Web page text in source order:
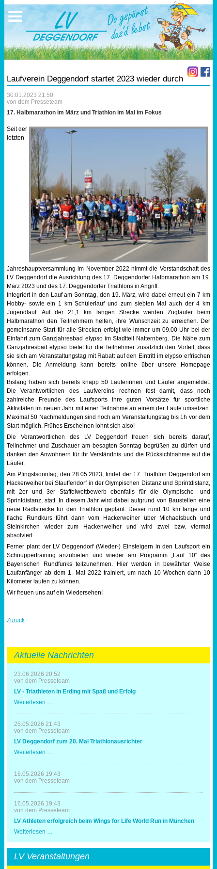
Laufverein Deggendorf startet 2023 wieder durch
30.01.2023 21:50
von dem Presseteam
17. Halbmarathon im März und Triathlon im Mai im Fokus
Seit der
letzten
Jahreshauptversammlung im November 2022 nimmt die Vorstandschaft des
LV Deggendorf die Ausrichtung des 17. Deggendorfer Halbmarathon am 19.
März 2023 und des 17. Deggendorfer Triathlons in Angriff.
Integriert in den Lauf am Sonntag, den 19. März, wird dabei erneut ein 7 km
Hobby- sowie ein 1 km Schülerlauf und zum siebten Mal auch der 4 km
Jugendlauf. Auf der 21,1 km langen Strecke werden Zugläufer beim
Halbmarathon den Teilnehmern helfen, ihre Wunschzeit zu erreichen. Der
gemeinsame Start für alle Strecken erfolgt wie immer um 09.00 Uhr bei der
Einfahrt zum Ganzjahresbad elypso im Stadtteil Natternberg. Die Nähe zum
Ganzjahresbad elypso bietet für die Teilnehmer zusätzlich den Vorteil, dass
sie sich am Veranstaltungstag mit Rabatt auf den Eintritt im elypso erfrischen
können. Die Anmeldung kann bereits online über unsere Homepage
erfolgen.
Bislang haben sich bereits knapp 50 Läuferinnen und Läufer angemeldet.
Die Verantwortlichen des Laufvereins rechnen fest damit, dass noch
zahlreiche Freunde des Laufsports ihre guten Vorsätze für sportliche
Aktivitäten im neuen Jahr mit einer Teilnahme an einem der Läufe umsetzen.
Maximal 50 Nachmeldungen sind noch am Veranstaltungstag bis 1h vor dem
Start möglich. Frühes Erscheinen lohnt sich also!
Die Verantwortlichen des LV Deggendorf freuen sich bereits darauf,
Teilnehmer und Zuschauer am besagten Sonntag begrüßen zu dürfen und
danken den Anwohnern für ihr Verständnis und die Rücksichtnahme auf die
Läufer.
Am Pfingstsonntag, den 28.05.2023, findet der 17. Triathlon Deggendorf am
Hackerweiher bei Stauffendorf in der Olympischen Distanz und Sprintdistanz,
mit 2er und 3er Staffelwettbewerb ebenfalls für die Olympische- und
Sprintdistanz, statt. In diesem Jahr wird dabei aufgrund von Baustellen eine
neue Radlstrecke für den Triathlon geplant. Dieser rund 10 km lange und
flache Rundkurs führt dann vom Hackerweiher über Michaelsbuch und
Steinkirchen wieder zum Hackenweiher und wird zwei bzw. viermal
absolviert.
Ferner plant der LV Deggendorf (Wieder-) Einsteigern in den Laufsport ein
Schnuppertraining anzubieten und wieder am Programm „Lauf 10“ des
Bayerischen Rundfunks teilzunehmen. Hier werden in bewährter Weise
Laufanfänger ab dem 1. Mai 2022 trainiert, um nach 10 Wochen dann 10
Kilometer laufen zu können.
Wir freuen uns auf ein Wiedersehen!
Zurück
Aktuelle Nachrichten
23.06.2026 20:52
von dem Presseteam
LV - Triathleten in Erding mit Spaß und Erfolg
Weiterlesen …
Triathleten
in
Erding
Spaß
Erfolg
25.05.2026 21:43
von dem Presseteam
LV Deggendorf zum 20. Mal Triathlonausrichter
Weiterlesen …
zum
20.
Mal
16.05.2026 19:43
von dem Presseteam
16.05.2026 19:43
von dem Presseteam
LV Athleten erfolgreich beim Wings for Life World Run in München
Weiterlesen …
beim
Wings
for
LV Veranstaltungen
Sportangebote
Trainingszeiten
Laufen
Lauf 10
Triathlon
Nordic Walking
Schwimmen
Orientierungslauf
Nachwuchsförderung
Sportabzeichen
Tempo & Gymnastik
Ausschreibungen
17.05.2026 Triathlon
Ergebnisse
Ergebnisse
Mitgliedschaft
Vereinskleidung
Vorstandschaft
Übungs- Gruppenleiter
Dokumente
SEPA Info
Bankverbindung